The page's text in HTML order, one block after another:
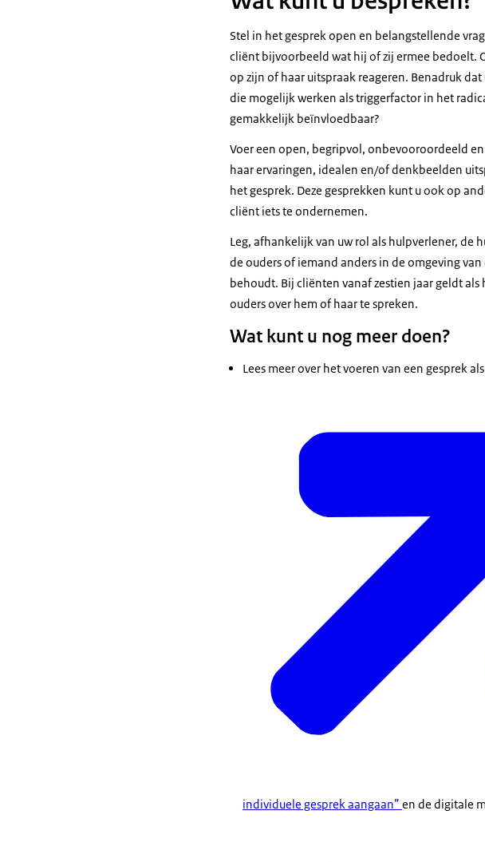
Stel in het gesprek open en belangstellende
cliënt bijvoorbeeld wat hij of zij ermee bedoelt.
op zijn of haar uitspraak reageren. Benadruk
die mogelijk werken als triggerfactor in het
gemakkelijk beïnvloedbaar?
Voer een open, begripvol, onbevooroordeeld
haar ervaringen, idealen en/of denkbeelden
het gesprek. Deze gesprekken kunt u ook op
cliënt iets te ondernemen.
Leg, afhankelijk van uw rol als hulpverlener,
de ouders of iemand anders in de omgeving
behoudt. Bij cliënten vanaf zestien jaar geldt
ouders over hem of haar te spreken.
Wat kunt u nog meer doen?
Lees meer over het voeren van een gesprek
individuele gesprek aangaan” en de digitale